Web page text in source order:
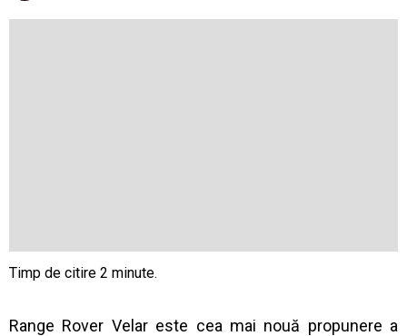
Range Rover Velar este cea mai nouă propunere a